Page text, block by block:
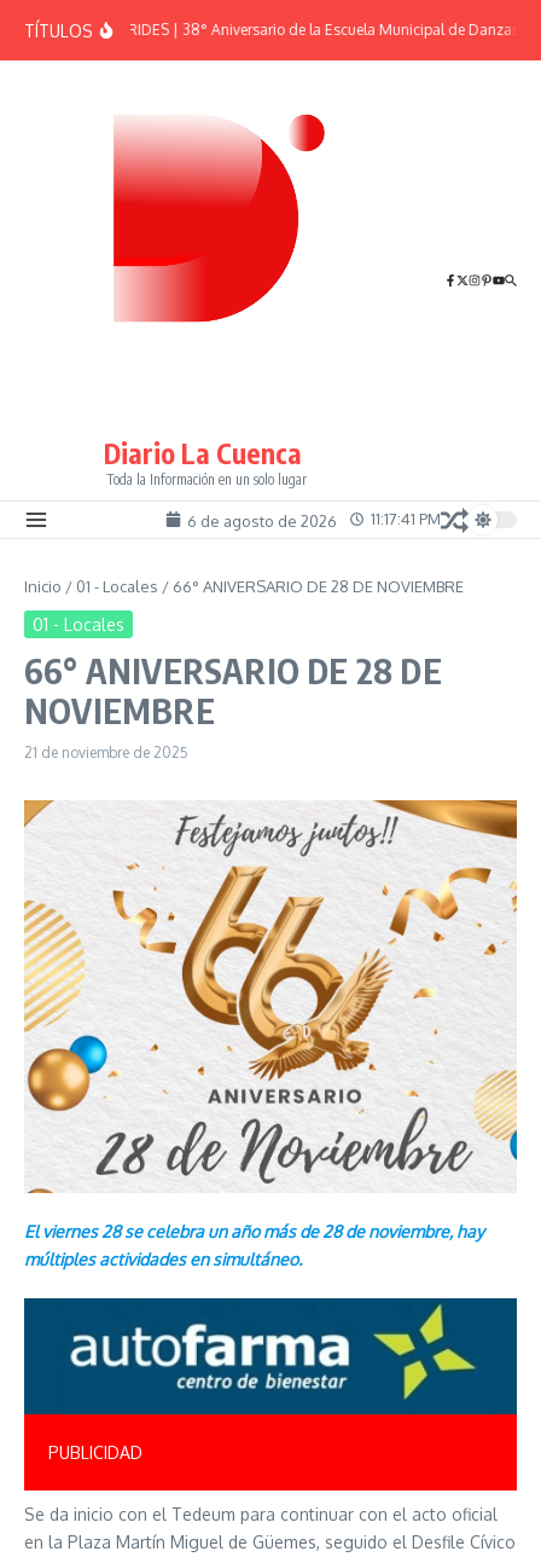
TÍTULOSEFEMÉRIDES | 38° Aniversario de la Escuela Municipal de Danzas “El
Diario La Cuenca
Toda la Información en un solo lugar
6 de agosto de 2026 11:17:42 PM
Inicio / 01 - Locales / 66° ANIVERSARIO DE 28 DE NOVIEMBRE
01 - Locales
66° ANIVERSARIO DE 28 DE
NOVIEMBRE
21 de noviembre de 2025
El viernes 28 se celebra un año más de 28 de noviembre, hay
múltiples actividades en simultáneo.
PUBLICIDAD
Se da inicio con el Tedeum para continuar con el acto oficial
en la Plaza Martín Miguel de Güemes, seguido el Desfile Cívico